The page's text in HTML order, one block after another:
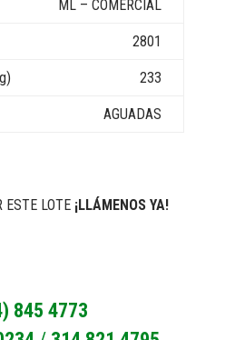
ML – COMERCIAL
2801
233
AGUADAS
ESTE LOTE ¡LLÁMENOS YA!
845 4773